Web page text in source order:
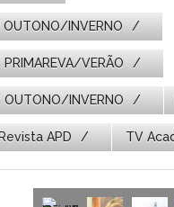
INVERNO
VERÃO
INVERNO
Revista APD TV